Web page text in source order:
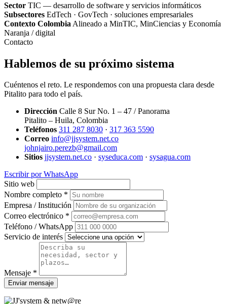
Sector TIC — desarrollo de software y servicios informáticos
Subsectores EdTech · GovTech · soluciones empresariales
Contexto Colombia Alineado a MinTIC, MinCiencias y Economía
Naranja / digital
Contacto
Hablemos de su próximo sistema
Cuéntenos el reto. Le respondemos con una propuesta clara desde
Pitalito para todo el país.
Dirección Calle 8 Sur No. 1 – 47 / Panorama
Pitalito – Huila, Colombia
Teléfonos 311 287 8030 · 317 363 5590
Correo info@jjsystem.net.co
johnjairo.perezb@gmail.com
Sitios jjsystem.net.co · syseduca.com · sysagua.com
Escribir por WhatsApp
Sitio web
Nombre completo *
Empresa / Institución
Correo electrónico *
Teléfono / WhatsApp
Servicio de interés
Mensaje *
Enviar mensaje